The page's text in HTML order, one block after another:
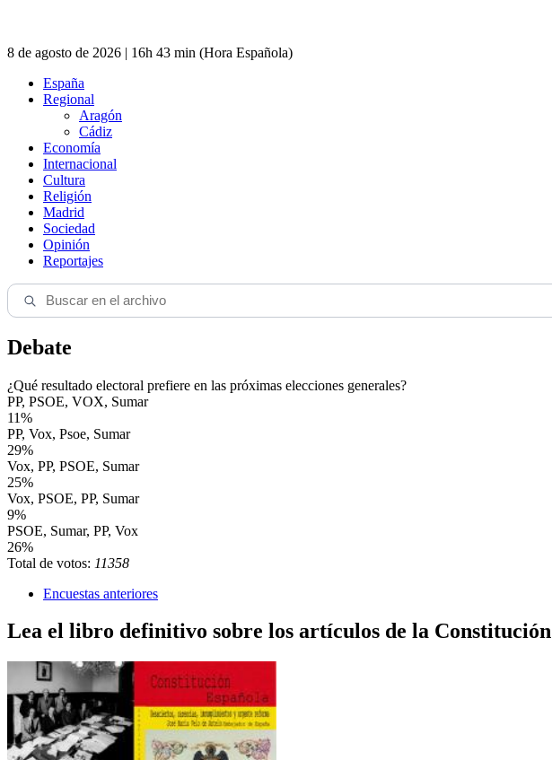
8 de agosto de 2026 | 16h 43 min (Hora Española)
España
Regional
Aragón
Cádiz
Economía
Internacional
Cultura
Religión
Madrid
Sociedad
Opinión
Reportajes
Debate
¿Qué resultado electoral prefiere en las próximas elecciones generales?
PP, PSOE, VOX, Sumar
11%
PP, Vox, Psoe, Sumar
29%
Vox, PP, PSOE, Sumar
25%
Vox, PSOE, PP, Sumar
9%
PSOE, Sumar, PP, Vox
26%
Total de votos: 11358
Encuestas anteriores
Lea el libro definitivo sobre los artículos de la Constitución